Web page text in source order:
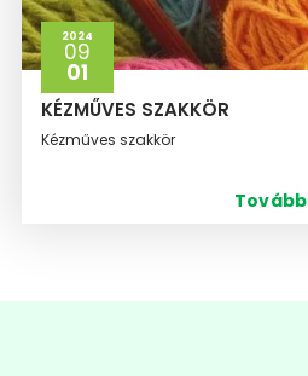
2024
09
01
KÉZMŰVES SZAKKÖR
Kézműves szakkör
Tovább